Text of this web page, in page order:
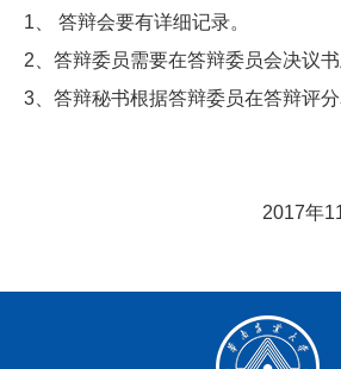
1、
答辩会要有详细记录。
2 、答辩委员需要在答辩委员会决议书
3 、答辩秘书根据答辩委员在答辩评
2017年